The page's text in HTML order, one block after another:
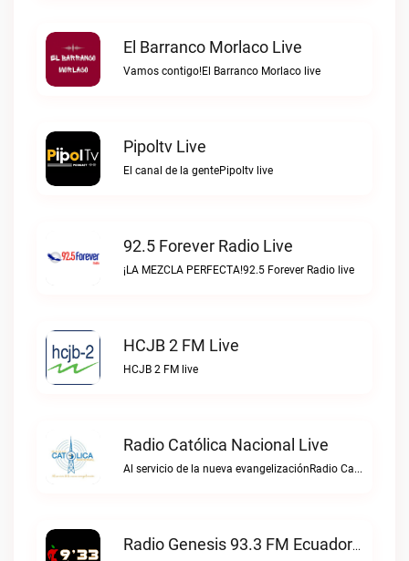
El Barranco Morlaco Live
Vamos contigo!El Barranco Morlaco live
Pipoltv Live
El canal de la gentePipoltv live
92.5 Forever Radio Live
¡LA MEZCLA PERFECTA!92.5 Forever Radio live
HCJB 2 FM Live
HCJB 2 FM live
Radio Católica Nacional Live
Al servicio de la nueva evangelizaciónRadio Católica Nacional live
Radio Genesis 93.3 FM Ecuador Live